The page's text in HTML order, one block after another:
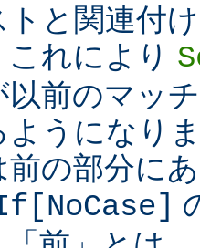
トと関連付
これにより
以前のマッ
ようになり
前の部分に